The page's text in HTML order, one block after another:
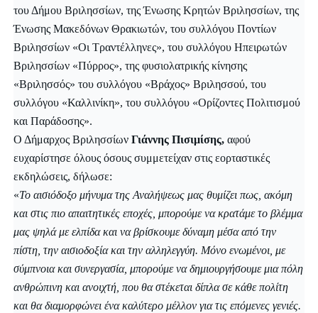
του Δήμου Βριλησσίων, της Ένωσης Κρητών Βριλησσίων, της
Ένωσης Μακεδόνων Θρακιωτών, του συλλόγου Ποντίων
Βριλησσίων «Οι Τραντέλληνες», του συλλόγου Ηπειρωτών
Βριλησσίων «Πύρρος», της φυσιολατρικής κίνησης
«Βριλησσός» του συλλόγου «Βράχος» Βριλησσού, του
συλλόγου «Καλλινίκη», του συλλόγου «Ορίζοντες Πολιτισμού
και Παράδοσης».
Ο Δήμαρχος Βριλησσίων Γιάννης Πισιμίσης,αφού
ευχαρίστησε όλους όσους συμμετείχαν στις εορταστικές
εκδηλώσεις, δήλωσε:
«Το αισιόδοξο μήνυμα της Αναλήψεως μας θυμίζει πως, ακόμη
και στις πιο απαιτητικές εποχές, μπορούμε να κρατάμε το βλέμμα
μας ψηλά με ελπίδα και να βρίσκουμε δύναμη μέσα από την
πίστη, την αισιοδοξία και την αλληλεγγύη. Μόνο ενωμένοι, με
σύμπνοια και συνεργασία, μπορούμε να δημιουργήσουμε μια πόλη
ανθρώπινη και ανοιχτή, που θα στέκεται δίπλα σε κάθε πολίτη
και θα διαμορφώνει ένα καλύτερο μέλλον για τις επόμενες γενιές.